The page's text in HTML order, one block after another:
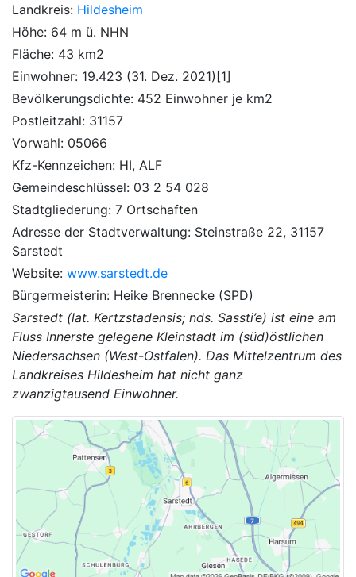
Landkreis: Hildesheim
Höhe: 64 m ü. NHN
Fläche: 43 km2
Einwohner: 19.423 (31. Dez. 2021)[1]
Bevölkerungsdichte: 452 Einwohner je km2
Postleitzahl: 31157
Vorwahl: 05066
Kfz-Kennzeichen: HI, ALF
Gemeindeschlüssel: 03 2 54 028
Stadtgliederung: 7 Ortschaften
Adresse der Stadtverwaltung: Steinstraße 22, 31157
Sarstedt
Website: www.sarstedt.de
Bürgermeisterin: Heike Brennecke (SPD)
Sarstedt (lat. Kertzstadensis; nds. Sassti’e) ist eine am
Fluss Innerste gelegene Kleinstadt im (süd)östlichen
Niedersachsen (West-Ostfalen). Das Mittelzentrum des
Landkreises Hildesheim hat nicht ganz
zwanzigtausend Einwohner.